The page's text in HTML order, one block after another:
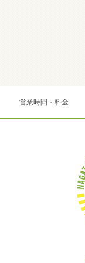
営業時間・料金